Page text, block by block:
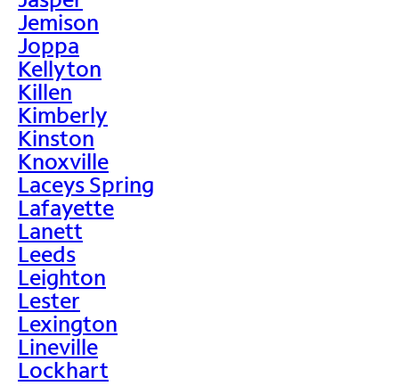
Jemison
Joppa
Kellyton
Killen
Kimberly
Kinston
Knoxville
Laceys Spring
Lafayette
Lanett
Leeds
Leighton
Lester
Lexington
Lineville
Lockhart